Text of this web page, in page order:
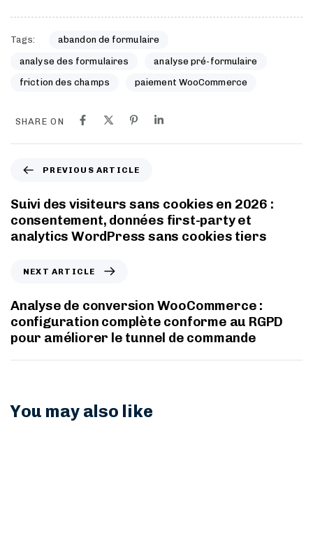
Tags: abandon de formulaire
analyse des formulaires analyse pré-formulaire
friction des champs paiement WooCommerce
SHARE ON
PREVIOUS ARTICLE
Suivi des visiteurs sans cookies en 2026 :
consentement, données first-party et
analytics WordPress sans cookies tiers
NEXT ARTICLE
Analyse de conversion WooCommerce :
configuration complète conforme au RGPD
pour améliorer le tunnel de commande
You may also like